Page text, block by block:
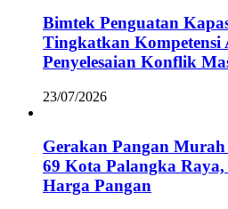
Bimtek Penguatan
Tingkatkan Kompetensi
Penyelesaian Konflik
23/07/2026
Gerakan Pangan
69 Kota Palangka
Harga Pangan